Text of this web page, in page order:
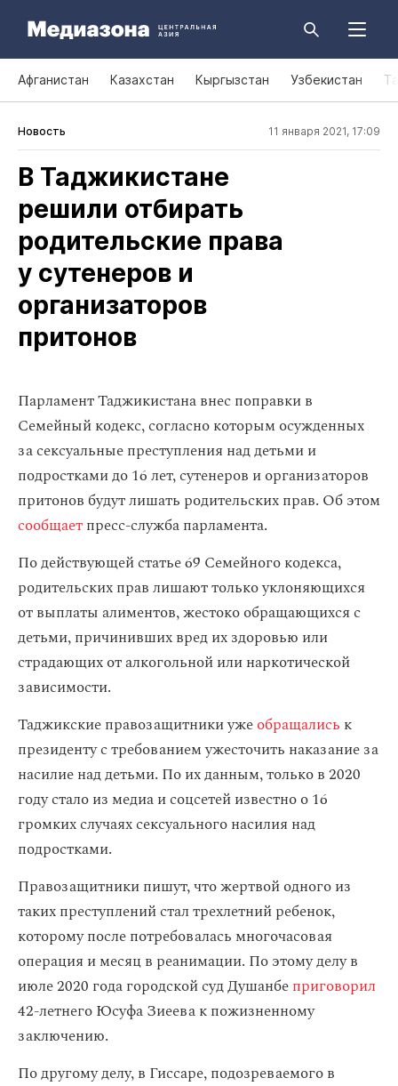
Афганистан Казахстан Кыргызстан Узбекистан
Новость 11 января 2021, 17:09
В Таджикистане
решили отбирать
родительские права
у сутенеров и
организаторов
притонов
Парламент Таджикистана внес поправки в
Семейный кодекс, согласно которым осужденных
за сексуальные преступления над детьми и
подростками до 16 лет, сутенеров и организаторов
притонов будут лишать родительских прав. Об этом
сообщаетпресс-служба парламента.
По действующей статье 69 Семейного кодекса,
родительских прав лишают только уклоняющихся
от выплаты алиментов, жестоко обращающихся с
детьми, причинивших вред их здоровью или
страдающих от алкогольной или наркотической
зависимости.
Таджикские правозащитники ужеобращались к
президенту с требованием ужесточить наказание за
насилие над детьми. По их данным, только в 2020
году стало из медиа и соцсетей известно о 16
громких случаях сексуального насилия над
подростками.
Правозащитники пишут, что жертвой одного из
таких преступлений стал трехлетний ребенок,
которому после потребовалась многочасовая
операция и месяц в реанимации. По этому делу в
июле 2020 года городской суд Душанбеприговорил
42-летнего Юсуфа Зиеева к пожизненному
заключению.
По другому делу, в Гиссаре, подозреваемого в